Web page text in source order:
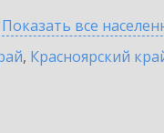
Показать все
, Красноярский